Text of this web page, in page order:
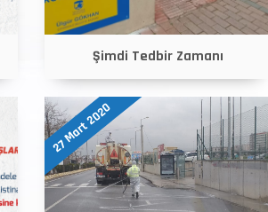
Şimdi Tedbir Zamanı
27 Mart 2020